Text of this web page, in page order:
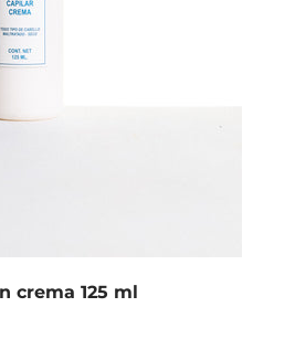
crema 125 ml